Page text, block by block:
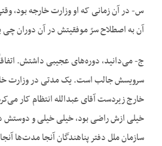
س- در آن زمانی که او وزارت خارجه بود،
آن به اصطلاح سرّ موفقیتش در آن دوران
ج- می‌دانید، دوره‌های عجیبی داشتش.
سرویسش جالب است. یک مدتی در وزارت
خارج زیردست آقای عبدالله انتظام کار
خیلی ازش راضی بود، خیلی خیلی و
سازمان ملل دفتر پناهندگان آنجا مدت‌ها